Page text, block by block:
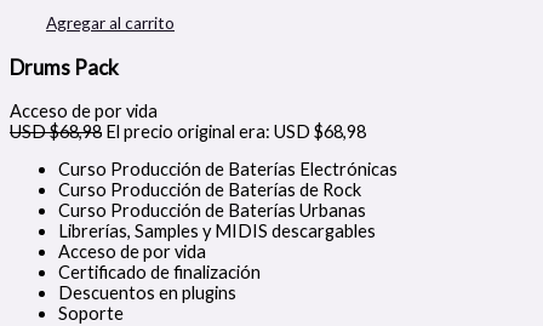
Agregar al carrito
Drums Pack
Acceso de por vida
USD $68,98 El precio original era: USD $68,98
Curso Producción de Baterías Electrónicas
Curso Producción de Baterías de Rock
Curso Producción de Baterías Urbanas
Librerías, Samples y MIDIS descargables
Acceso de por vida
Certificado de finalización
Descuentos en plugins
Soporte